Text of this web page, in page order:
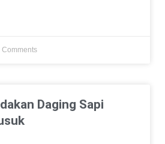
Comments
Daging Sapi